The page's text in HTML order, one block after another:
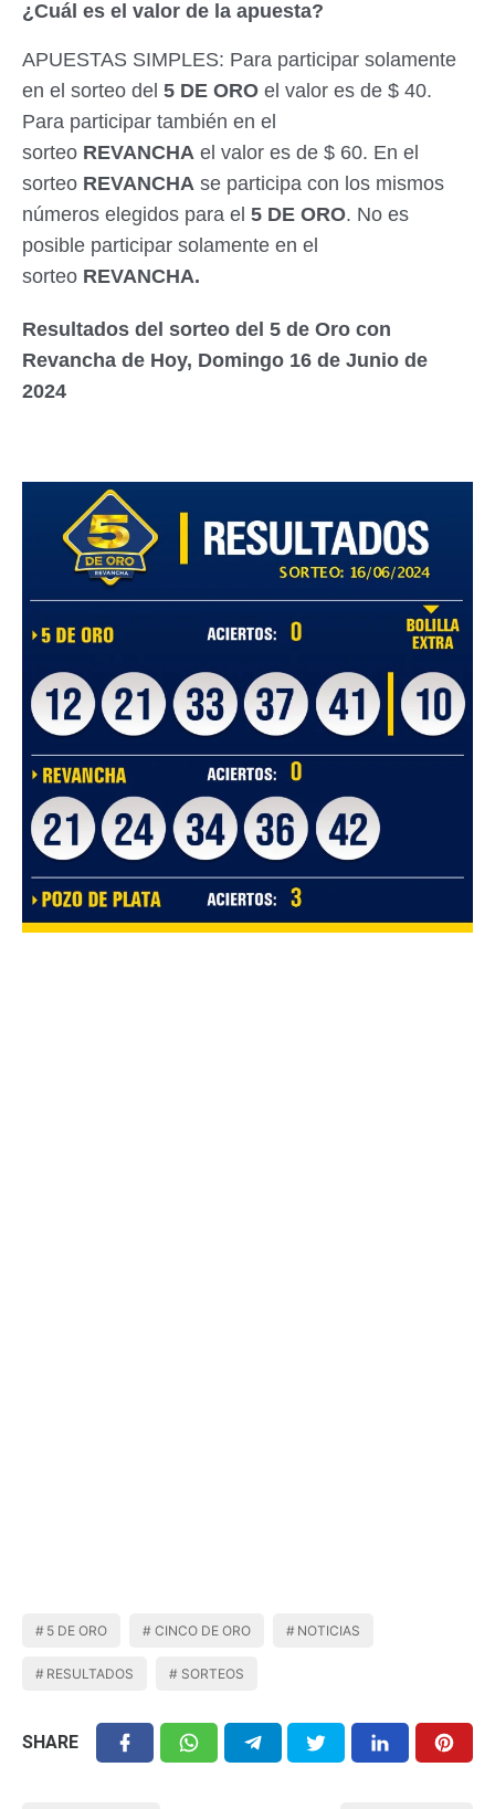
¿Cuál es el valor de la apuesta?
APUESTAS SIMPLES: Para participar solamente
en el sorteo del 5 DE ORO el valor es de $ 40.
Para participar también en el
sorteo REVANCHA el valor es de $ 60. En el
sorteo REVANCHA se participa con los mismos
números elegidos para el 5 DE ORO. No es
posible participar solamente en el
sorteo REVANCHA.
Resultados del sorteo del 5 de Oro con
Revancha de Hoy, Domingo 16 de Junio de
2024
5 DE ORO CINCO DE ORO NOTICIAS
RESULTADOS SORTEOS
SHARE